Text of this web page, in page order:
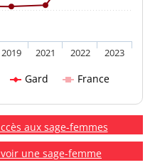
Gard France
2019 2021 2022 2023
aux sage-femmes
une sage-femme